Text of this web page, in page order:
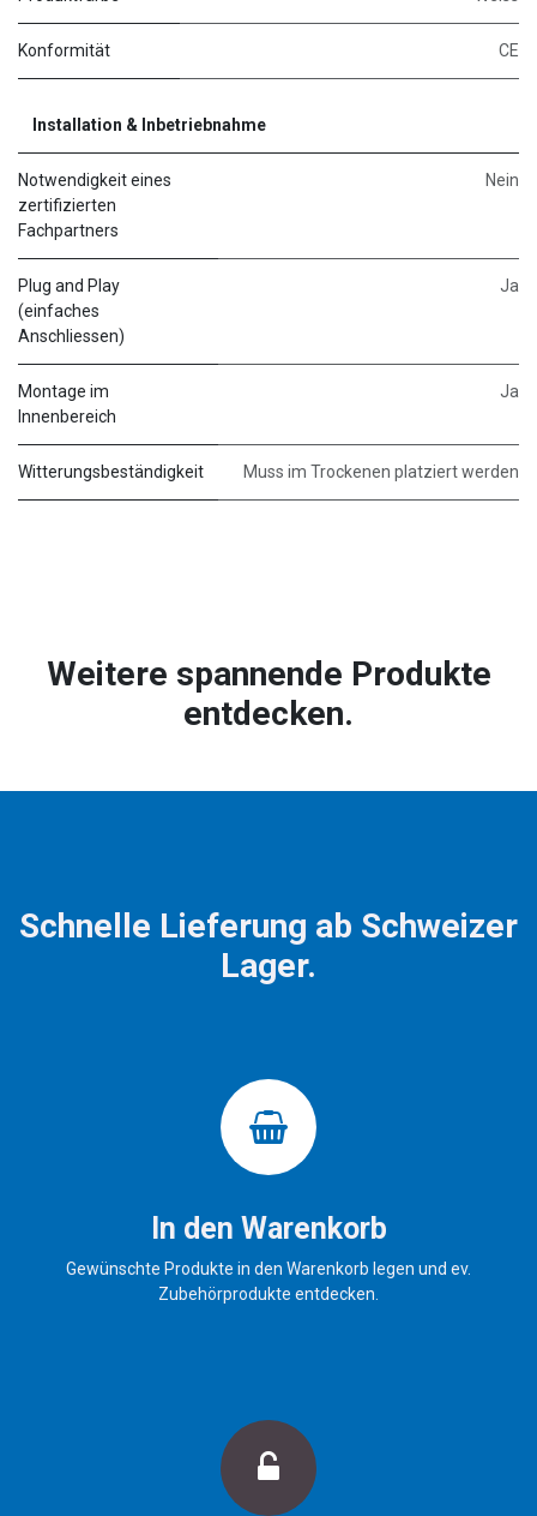
Konformität CE
Installation & Inbetriebnahme
Notwendigkeit eines
zertifizierten
Fachpartners
Nein
Plug and Play
(einfaches
Anschliessen)
Ja
Montage im
Innenbereich
Ja
Witterungsbeständigkeit Muss im Trockenen platziert werden
Weitere spannende Produkte
entdecken.
Schnelle Lieferung ab Schweizer
Lager.
In den Warenkorb
Gewünschte Produkte in den Warenkorb legen und ev.
Zubehörprodukte entdecken.